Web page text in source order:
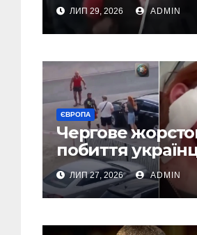
українця –
викинули їх із
ЛИП 29, 2026 ADMIN
ЄВРОПА
Чергове
побиття
Польші: перші
затримання
Фото)
ЛИП 27, 2026 ADMIN